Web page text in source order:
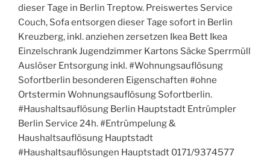
dieser Tage in Berlin Treptow. Preiswertes Service
Couch, Sofa entsorgen dieser Tage sofort in Berlin
Kreuzberg, inkl. anziehen zersetzen Ikea Bett Ikea
Einzelschrank Jugendzimmer Kartons Säcke Sperrmüll
Auslöser Entsorgung inkl. #Wohnungsauflösung
Sofortberlin besonderen Eigenschaften #ohne
Ortstermin Wohnungsauflösung Sofortberlin.
#Haushaltsauflösung Berlin Hauptstadt Entrümpler
Berlin Service 24h. #Entrümpelung &
Haushaltsauflösung Hauptstadt
#Haushaltsauflösungen Hauptstadt 0171/9374577